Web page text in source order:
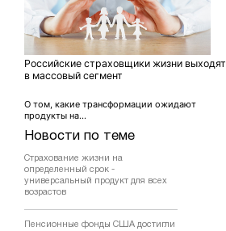
Новости по теме
Страхование жизни на
определенный срок -
универсальный продукт для всех
возрастов
Пенсионные фонды США достигли
Российские страховщики жизни выходят
в массовый сегмент
О том, какие трансформации ожидают
продукты на...